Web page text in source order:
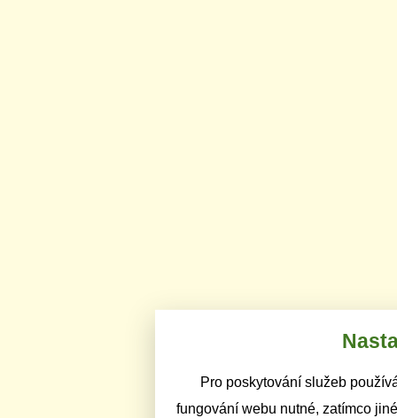
Pro poskytování služeb
fungování webu nutné, zatímco